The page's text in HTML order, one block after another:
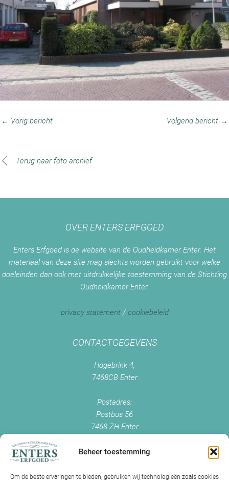
Beheer toestemming
Om de beste ervaringen te bieden, gebruiken wij technologieën zoals cookies
← Vorig bericht Volgend bericht →
Terug naar foto archief
OVER ENTERS ERFGOED
Enters Erfgoed is de website van de Oudheidkamer Enter. Het
materiaal van deze site mag slechts worden gebruikt voor welke
doeleinden dan ook met uitdrukkelijke toestemming van de Stichting
Oudheidkamer Enter.
privacy statement/cookiebeleid
CONTACTGEGEVENS
Hogebrink 4,
7468CB Enter
Postadres:
Postbus 56
7468 ZH Enter
info@enterserfgoed.nl